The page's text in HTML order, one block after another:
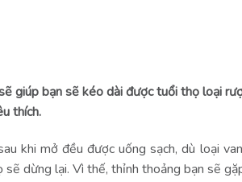
giúp bạn sẽ kéo dài được tuổi thọ loại
thích.
khi mở đều được uống sạch, dù loại
dừng lại. Vì thế, thỉnh thoảng bạn sẽ